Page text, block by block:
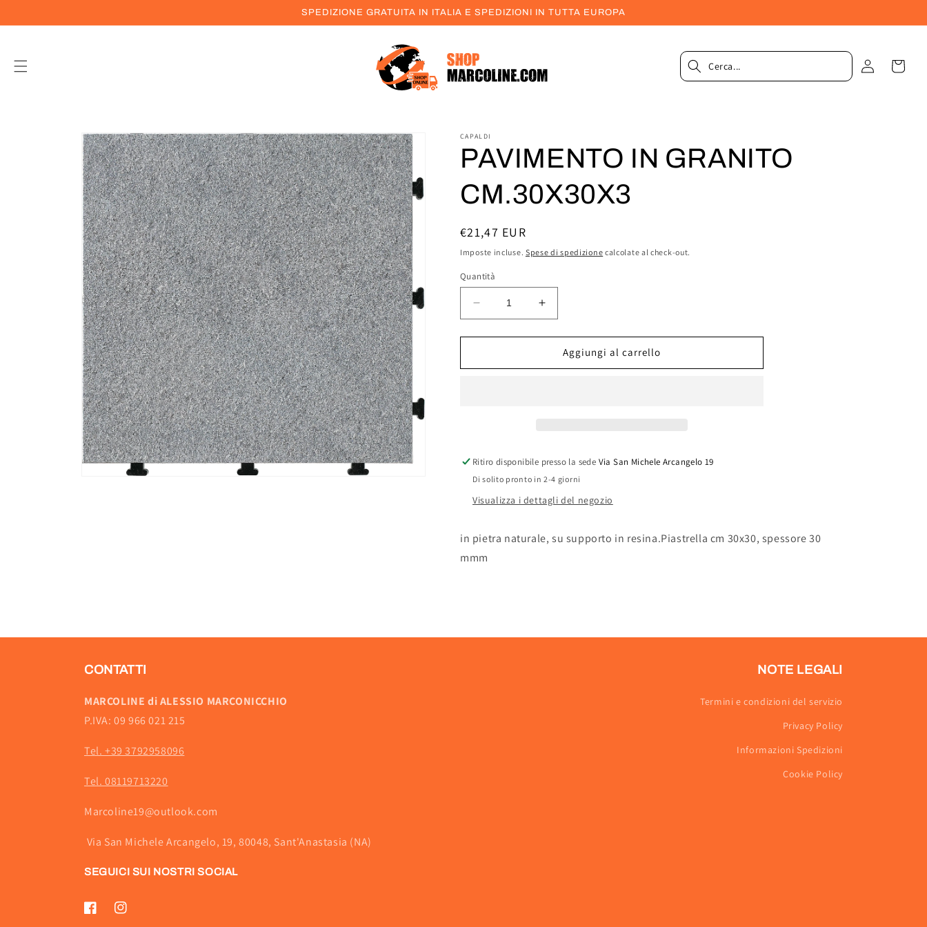
ai contenuti
SPEDIZIONE GRATUITA IN ITALIA E SPEDIZIONI IN TUTTA EUROPA
Accedi
Passa alle
informazioni
sul prodotto
CAPALDI
PAVIMENTO IN GRANITO
CM.30X30X3
Prezzo
di
listino
€21,47 EUR
Imposte incluse. Spese di spedizione calcolate al check-out.
Quantità
Diminuisci
quantità
per
IN
Aumenta
quantità
per
PAVIMENTO
IN
Aggiungi al carrello
Ritiro disponibile presso la sede Via San Michele Arcangelo 19
Di solito pronto in 2-4 giorni
Visualizza i dettagli del negozio
in pietra naturale, su supporto in resina.Piastrella cm 30x30, spessore 30
mmm
CONTATTI
MARCOLINE di ALESSIO MARCONICCHIO
P.IVA: 09 966 021 215
Tel. +39 3792958096
Tel. 08119713220
Marcoline19@outlook.com
Via San Michele Arcangelo, 19, 80048, Sant'Anastasia (NA)
SEGUICI SUI NOSTRI SOCIAL
FacebookInstagram
NOTE LEGALI
Termini e condizioni del servizio
Privacy Policy
Informazioni Spedizioni
Cookie Policy